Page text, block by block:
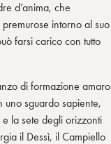
d’anima, che
intorno al suo
farsi carico con tutto
di formazione amaro
sguardo sapiente,
la sete degli orizzonti
il Dessì, il Campiello